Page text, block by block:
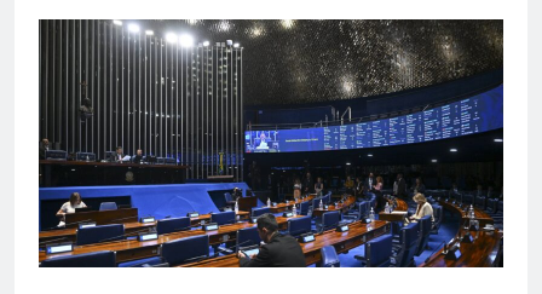
Departamento de Estado
4 Dias Ago
Streaming em julho: os
10 filmes mais
comentados do mês
4 Dias Ago